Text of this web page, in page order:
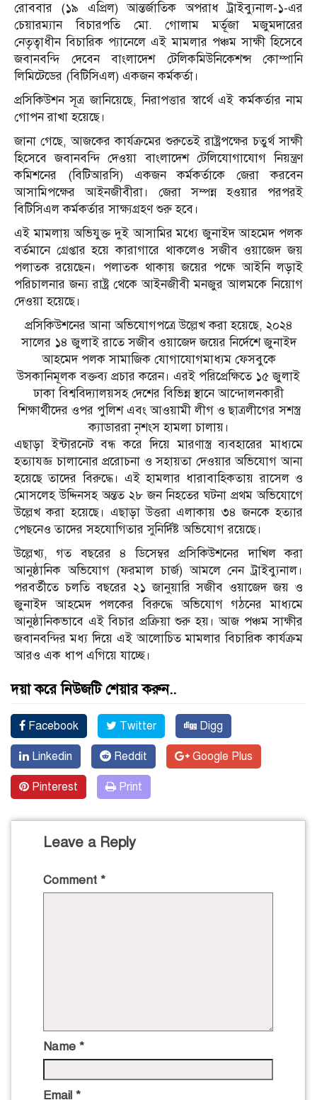
রোববার (১৯ এপ্রিল) আন্তর্জাতিক অপরাধ ট্রাইব্যুনাল-১-এর
চেয়ারম্যান বিচারপতি মো. গোলাম মর্তূজা মজুমদারের
নেতৃত্বাধীন বিচারিক প্যানেলে এই মামলার পঞ্চম সাক্ষী হিসেবে
জবানবন্দি দেবেন বাংলাদেশ টেলিকমিউনিকেশন্স কোম্পানি
লিমিটেডের (বিটিসিএল) একজন কর্মকর্তা।
প্রসিকিউশন সূত্র জানিয়েছে, নিরাপত্তার স্বার্থে এই কর্মকর্তার নাম
গোপন রাখা হয়েছে।
জানা গেছে, আজকের কার্যক্রমের শুরুতেই রাষ্ট্রপক্ষের চতুর্থ সাক্ষী
হিসেবে জবানবন্দি দেওয়া বাংলাদেশ টেলিযোগাযোগ নিয়ন্ত্রণ
কমিশনের (বিটিআরসি) একজন কর্মকর্তাকে জেরা করবেন
আসামিপক্ষের আইনজীবীরা। জেরা সম্পন্ন হওয়ার পরপরই
বিটিসিএল কর্মকর্তার সাক্ষ্যগ্রহণ শুরু হবে।
এই মামলায় অভিযুক্ত দুই আসামির মধ্যে জুনাইদ আহমেদ পলক
বর্তমানে গ্রেপ্তার হয়ে কারাগারে থাকলেও সজীব ওয়াজেদ জয়
পলাতক রয়েছেন। পলাতক থাকায় জয়ের পক্ষে আইনি লড়াই
পরিচালনার জন্য রাষ্ট্র থেকে আইনজীবী মনজুর আলমকে নিয়োগ
দেওয়া হয়েছে।
প্রসিকিউশনের আনা অভিযোগপত্রে উল্লেখ করা হয়েছে, ২০২৪
সালের ১৪ জুলাই রাতে সজীব ওয়াজেদ জয়ের নির্দেশে জুনাইদ
আহমেদ পলক সামাজিক যোগাযোগমাধ্যম ফেসবুকে
উসকানিমূলক বক্তব্য প্রচার করেন। এরই পরিপ্রেক্ষিতে ১৫ জুলাই
ঢাকা বিশ্ববিদ্যালয়সহ দেশের বিভিন্ন স্থানে আন্দোলনকারী
শিক্ষার্থীদের ওপর পুলিশ এবং আওয়ামী লীগ ও ছাত্রলীগের সশস্ত্র
ক্যাডাররা নৃশংস হামলা চালায়।
এছাড়া ইন্টারনেট বন্ধ করে দিয়ে মারণাস্ত্র ব্যবহারের মাধ্যমে
হত্যাযজ্ঞ চালানোর প্ররোচনা ও সহায়তা দেওয়ার অভিযোগ আনা
হয়েছে তাদের বিরুদ্ধে। এই হামলার ধারাবাহিকতায় রাসেল ও
মোসলেহ উদ্দিনসহ অন্তত ২৮ জন নিহতের ঘটনা প্রথম অভিযোগে
উল্লেখ করা হয়েছে। এছাড়া উত্তরা এলাকায় ৩৪ জনকে হত্যার
পেছনেও তাদের সহযোগিতার সুনির্দিষ্ট অভিযোগ রয়েছে।
উল্লেখ্য, গত বছরের ৪ ডিসেম্বর প্রসিকিউশনের দাখিল করা
আনুষ্ঠানিক অভিযোগ (ফরমাল চার্জ) আমলে নেন ট্রাইব্যুনাল।
পরবর্তীতে চলতি বছরের ২১ জানুয়ারি সজীব ওয়াজেদ জয় ও
জুনাইদ আহমেদ পলকের বিরুদ্ধে অভিযোগ গঠনের মাধ্যমে
আনুষ্ঠানিকভাবে এই বিচার প্রক্রিয়া শুরু হয়। আজ পঞ্চম সাক্ষীর
জবানবন্দির মধ্য দিয়ে এই আলোচিত মামলার বিচারিক কার্যক্রম
আরও এক ধাপ এগিয়ে যাচ্ছে।
দয়া করে নিউজটি শেয়ার করুন..
Facebook Twitter Digg
Linkedin Reddit Google Plus
Pinterest Print
Leave a Reply
Comment *
Name *
Email *